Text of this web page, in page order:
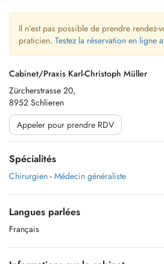
Il n’est pas possible de prendre rendez-
praticien. Testez la réservation en ligne
Cabinet/Praxis Karl-Christoph Müller
Zürcherstrasse 20,
8952 Schlieren
Appeler pour prendre RDV
Spécialités
Chirurgien - Médecin généraliste
Langues parlées
Français